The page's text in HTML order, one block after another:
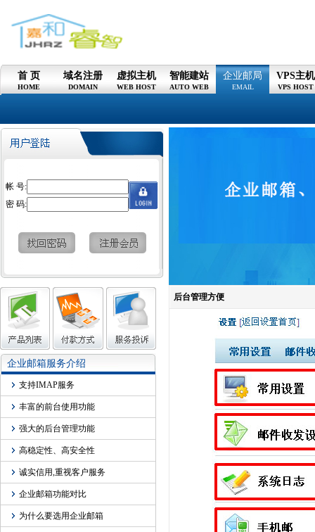
首 页
HOME
域名注册
DOMAIN
虚拟主机
WEB HOST
智能建站
AUTO WEB
企业邮局
EMAIL
VPS主机
VPS HOST
帐 号:
密 码:
企业邮箱服务介绍
支持IMAP服务
丰富的前台使用功能
强大的后台管理功能
高稳定性、高安全性
诚实信用,重视客户服务
企业邮箱功能对比
为什么要选用企业邮箱
后台管理方便